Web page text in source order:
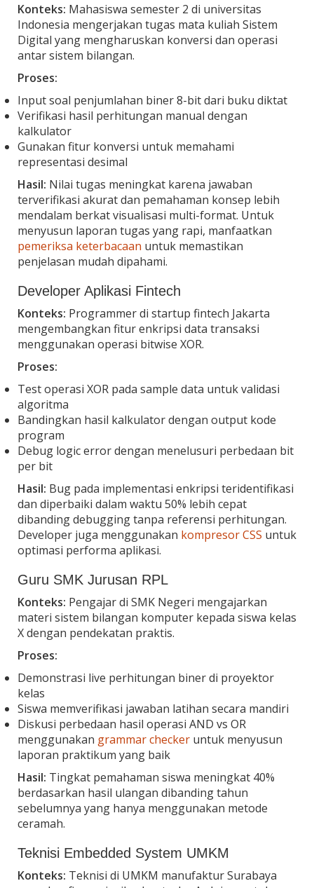
Konteks: Mahasiswa semester 2 di universitas
Indonesia mengerjakan tugas mata kuliah Sistem
Digital yang mengharuskan konversi dan operasi
antar sistem bilangan.
Proses:
Input soal penjumlahan biner 8-bit dari buku diktat
Verifikasi hasil perhitungan manual dengan
kalkulator
Gunakan fitur konversi untuk memahami
representasi desimal
Hasil: Nilai tugas meningkat karena jawaban
terverifikasi akurat dan pemahaman konsep lebih
mendalam berkat visualisasi multi-format. Untuk
menyusun laporan tugas yang rapi, manfaatkan
pemeriksa keterbacaan untuk memastikan
penjelasan mudah dipahami.
Developer Aplikasi Fintech
Konteks: Programmer di startup fintech Jakarta
mengembangkan fitur enkripsi data transaksi
menggunakan operasi bitwise XOR.
Proses:
Test operasi XOR pada sample data untuk validasi
algoritma
Bandingkan hasil kalkulator dengan output kode
program
Debug logic error dengan menelusuri perbedaan bit
per bit
Hasil: Bug pada implementasi enkripsi teridentifikasi
dan diperbaiki dalam waktu 50% lebih cepat
dibanding debugging tanpa referensi perhitungan.
Developer juga menggunakan kompresor CSS untuk
optimasi performa aplikasi.
Guru SMK Jurusan RPL
Konteks: Pengajar di SMK Negeri mengajarkan
materi sistem bilangan komputer kepada siswa kelas
X dengan pendekatan praktis.
Proses:
Demonstrasi live perhitungan biner di proyektor
kelas
Siswa memverifikasi jawaban latihan secara mandiri
Diskusi perbedaan hasil operasi AND vs OR
menggunakan grammar checker untuk menyusun
laporan praktikum yang baik
Hasil: Tingkat pemahaman siswa meningkat 40%
berdasarkan hasil ulangan dibanding tahun
sebelumnya yang hanya menggunakan metode
ceramah.
Teknisi Embedded System UMKM
Konteks: Teknisi di UMKM manufaktur Surabaya